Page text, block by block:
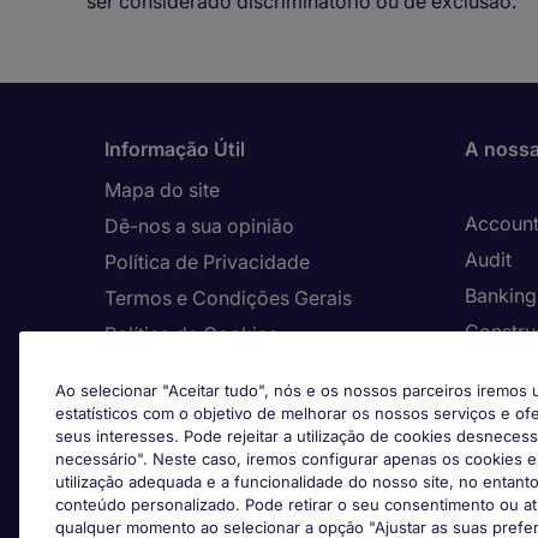
Informação Útil
Mapa do site
Dê-nos a sua opinião
Política de Privacidade
Termos e Condições Gerais
Política de Cookies
Países/Regiões
A
Audit
Digital
Ao selecionar "Aceitar tudo", nós e os nossos parceiros iremos
estatísticos com o objetivo de melhorar os nossos serviços e
seus interesses. Pode rejeitar a utilização de cookies
necessário". Neste caso, iremos configurar apenas os cookies
utilização adequada e a funcionalidade do nosso site, no
conteúdo personalizado. Pode retirar o seu consentimento ou
qualquer momento ao selecionar a opção "Ajustar as suas